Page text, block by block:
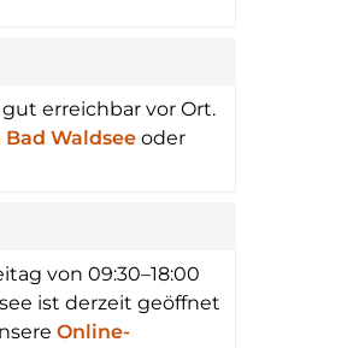
erreichbar vor Ort.
Waldsee oder
von 09:30–18:00
ist derzeit geöffnet
Online-